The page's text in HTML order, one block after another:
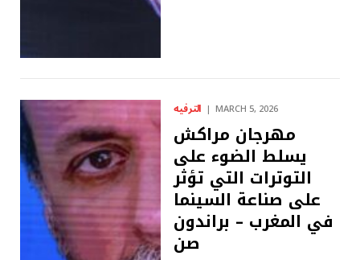
الترفيه MARCH 5, 2026
مهرجان مراكش
يسلط الضوء على
التوترات التي تؤثر
على صناعة السينما
في المغرب – براندون
صن